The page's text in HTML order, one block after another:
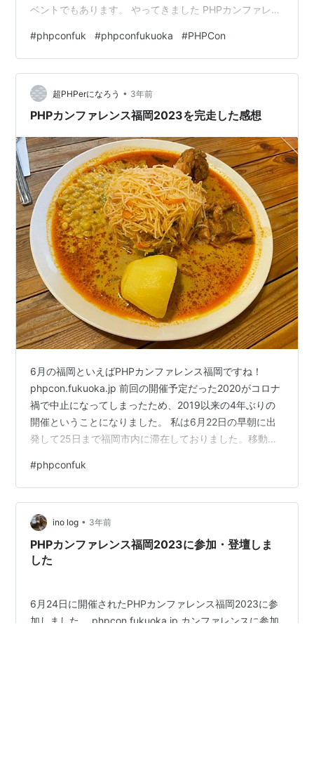
ベントでもあります。 やってきました PHPカンファレン
ました。わー（拍手 やっぱりペチコンってすごいですよ
ね。これだけの参加人数が集まると圧巻です。 久しぶり
の大会場で、皆さんニコニコしている笑顔もみられ やっ
ぱオフラインイベントの、あのお祭り的な雰囲気ってい
いよなーって改めて感じました。 今回も私は、朝一のセ
#phpconfuk #phpconfukuoka #PHPCon
超PHPerになろう • 3年前
PHPカンファレンス福岡2023を完走した感想
6月の福岡といえばPHPカンファレンス福岡ですね！
phpcon.fukuoka.jp 前回の開催予定だった2020がコロナ
禍で中止になってしまったため、2019以来の4年ぶりの
開催ということになりました。 私は6月22日の早朝に出
発して25日まで福岡市内に滞在しておりました。移動ス
したのは前夜祭の運営をするのに移動してそのまま現地
入りするのは厳しかろうという判断での計画でしたが、
実際その通りで全然野菜の日はずっと眠かったので、判
断としては大成功でした。 非公式イベントについて 第
153回 PHP勉強会＠東京 - connpass 【非公式】…
#phpconfuk
ino log • 3年前
PHPカンファレンス福岡2023に参加・登壇しま
した